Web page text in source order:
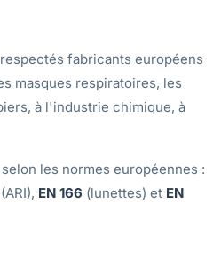
fabricants européens
masques respiratoires, les
à l'industrie chimique, à
les normes européennes :
(ARI), EN 166 (lunettes) et EN